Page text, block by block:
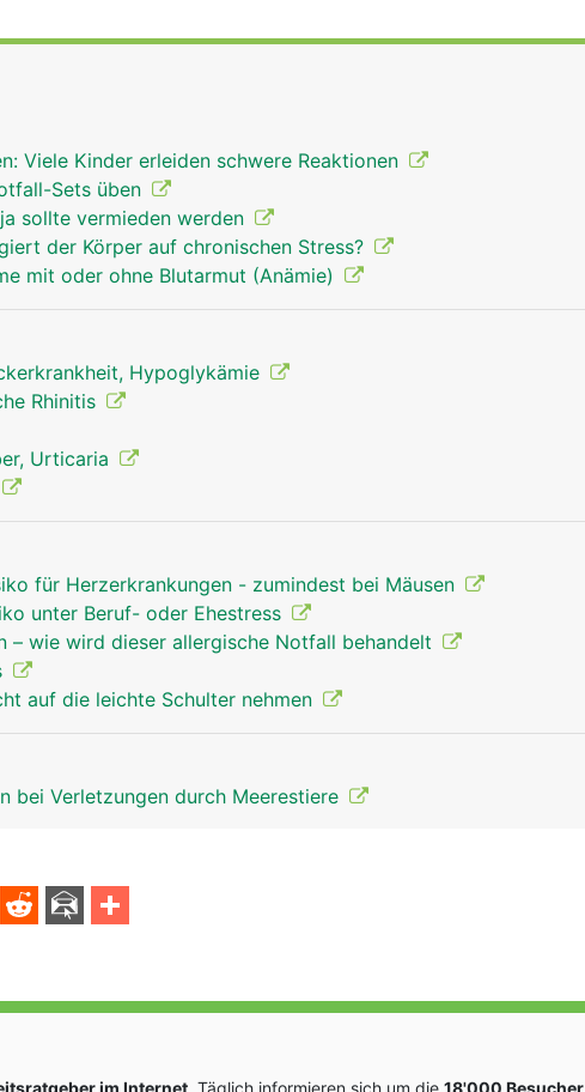
Viele Kinder erleiden schwere Reaktionen
Sets üben
sollte vermieden werden
der Körper auf chronischen Stress?
mit oder ohne Blutarmut (Anämie)
Hypoglykämie
Rhinitis
Urticaria
für Herzerkrankungen - zumindest bei Mäusen
unter Beruf- oder Ehestress
– wie wird dieser allergische Notfall behandelt
auf die leichte Schulter nehmen
bei Verletzungen durch Meerestiere
im Internet . Täglich informieren sich um die 18'000 Besucher